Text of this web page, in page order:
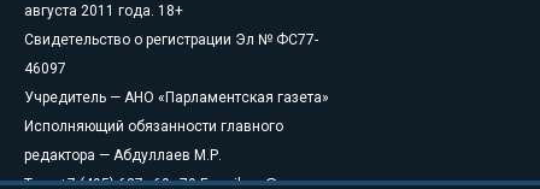
августа 2011 года. 18+
Свидетельство о регистрации Эл № ФС77-
46097
Учредитель — АНО «Парламентская газета»
Исполняющий обязанности главного
редактора — Абдуллаев М.Р.
Тел.: +7 (495) 637–69–79 E-mail:pg@pnp.ru